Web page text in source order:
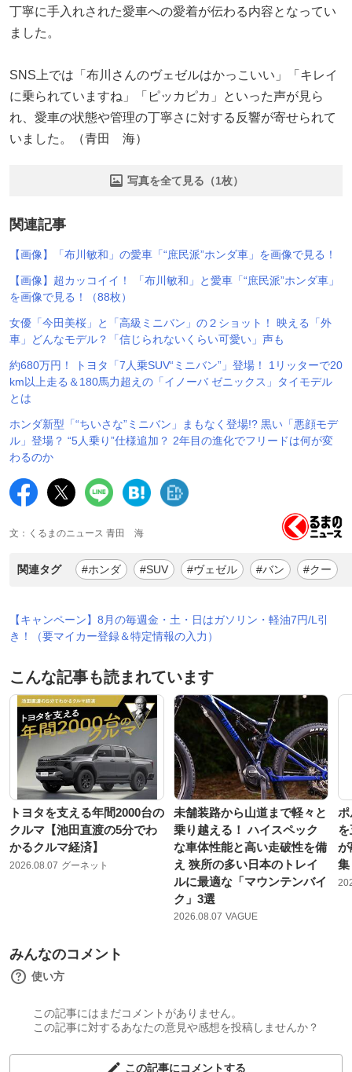
丁寧に手入れされた愛車への愛着が伝わる内容となってい
ました。
SNS上では「布川さんのヴェゼルはかっこいい」「キレイ
に乗られていますね」「ピッカピカ」といった声が見ら
れ、愛車の状態や管理の丁寧さに対する反響が寄せられて
いました。（青田 海）
写真を全て見る（1枚）
関連記事
【画像】「布川敏和」の愛車「“庶民派”ホンダ車」を画像で見る！
【画像】超カッコイイ！ 「布川敏和」と愛車「“庶民派”ホンダ車」
を画像で見る！（88枚）
女優「今田美桜」と「高級ミニバン」の２ショット！ 映える「外
車」どんなモデル？「信じられないくらい可愛い」声も
約680万円！ トヨタ「7人乗SUV“ミニバン”」登場！ 1リッターで20
km以上走る＆180馬力超えの「イノーバ ゼニックス」タイモデル
とは
ホンダ新型「“ちいさな”ミニバン」まもなく登場!? 黒い「悪顔モデ
ル」登場？ “5人乗り”仕様追加？ 2年目の進化でフリードは何が変
わるのか
文：くるまのニュース 青田 海
関連タグ #ホンダ #SUV #ヴェゼル #バン #クー
【キャンペーン】8月の毎週金・土・日はガソリン・軽油7円/L引
き！（要マイカー登録＆特定情報の入力）
こんな記事も読まれています
トヨタを支える年間2000台の
クルマ【池田直渡の5分でわ
かるクルマ経済】
2026.08.07 グーネット
未舗装路から山道まで軽々と
乗り越える！ ハイスペック
な車体性能と高い走破性を備
え 狭所の多い日本のトレイ
ルに最適な「マウンテンバイ
ク」3選
2026.08.07 VAGUE
ポ
が
集
みんなのコメント
使い方
この記事にはまだコメントがありません。
この記事に対するあなたの意見や感想を投稿しませんか？
この記事にコメントする